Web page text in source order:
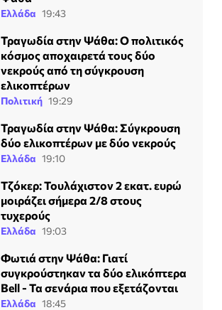
Ελλάδα 19:43
Τραγωδία στην Ψάθα: Ο πολιτικός
κόσμος αποχαιρετά τους δύο
νεκρούς από τη σύγκρουση
ελικοπτέρων
Πολιτική 19:29
Τραγωδία στην Ψάθα: Σύγκρουση
δύο ελικοπτέρων με δύο νεκρούς
Ελλάδα 19:10
Τζόκερ: Τουλάχιστον 2 εκατ. ευρώ
μοιράζει σήμερα 2/8 στους
τυχερούς
Ελλάδα 19:03
Φωτιά στην Ψάθα: Γιατί
συγκρούστηκαν τα δύο ελικόπτερα
Bell - Τα σενάρια που εξετάζονται
Ελλάδα 18:45